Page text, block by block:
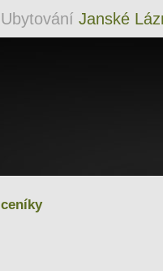
Ubytování Janské
ceníky